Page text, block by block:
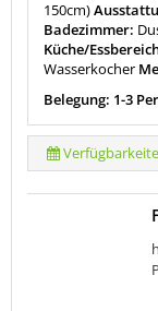
150cm)
Badezimmer:
Küche/
Wasserkocher
Belegung: 1-3